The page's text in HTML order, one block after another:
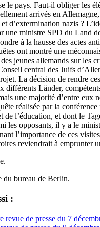
le pays. Faut-il obliger les
arrivés en
d’extermination nazis ?
une ministre SPD du Land
à la hausse des actes
ont montré une
jeunes allemands sur les
central des Juifs
La décision de rendre
différents Länder,
une majorité d’entre eux
réalisée par la
de l’éducation, et dont le
les opposants, il y a le
l’importance de ces
reviendrait à emprunter
du bureau de Berlin.
:
revue de presse du 7